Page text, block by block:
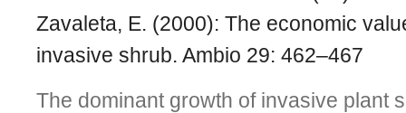
Zavaleta, E. (2000): The economic
invasive shrub. Ambio 29: 462–467
The dominant growth of invasive plant